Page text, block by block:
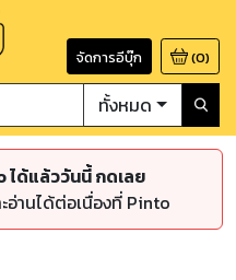
จัดการอีบุ๊ก (0)
ทั้งหมด
ได้แล้ววันนี้ กดเลย
านได้ต่อเนื่องที่ Pinto